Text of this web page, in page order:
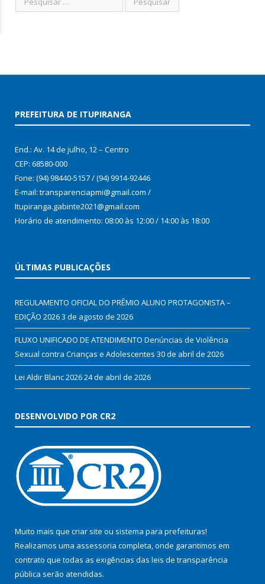
PREFEITURA DE ITUPIRANGA
End.: Av. 14 de julho, 12 – Centro
CEP: 68580-000
Fone: (94) 98440-5157 / (94) 9914-92446
E-mail: transparenciapmi@gmail.com /
Itupiranga.gabinte2021@gmail.com
Horário de atendimento: 08:00 às 12:00 / 14:00 às 18:00
ÚLTIMAS PUBLICAÇÕES
REGULAMENTO OFICIAL DO PRÊMIO ALUNO PROTAGONISTA –
EDIÇÃO 20263 de agosto de 2026
FLUXO UNIFICADO DE ATENDIMENTO Denúncias de Violência
Sexual contra Crianças e Adolescentes 30 de abril de 2026
Lei Aldir Blanc 202624 de abril de 2026
DESENVOLVIDO POR CR2
Muito mais que criar site ou sistema para prefeituras!
Realizamos uma assessoria completa, onde garantimos em
contrato que todas as exigências das leis de transparência
pública serão atendidas.